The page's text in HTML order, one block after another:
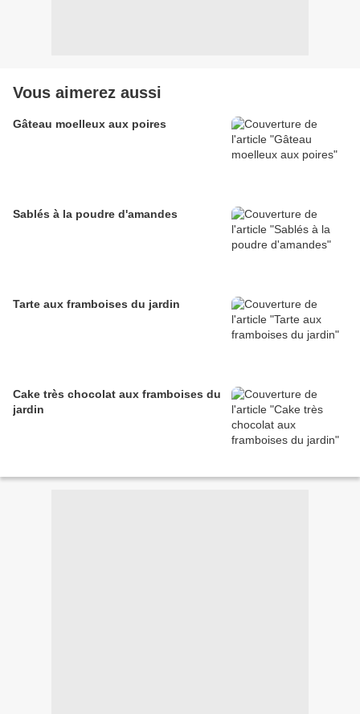
Vous aimerez aussi
Gâteau moelleux aux poires
Sablés à la poudre d'amandes
Tarte aux framboises du jardin
Cake très chocolat aux framboises du
jardin